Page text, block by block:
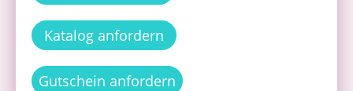
Katalog anfordern
Gutschein anfordern